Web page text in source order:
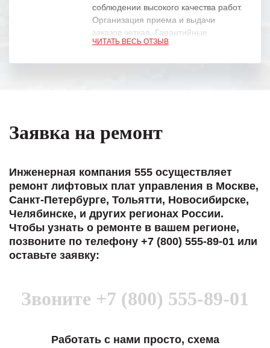
соблюдении высокого качества работ.
Организация приема и выдачи
заказов четкая. Гарантийные
обязательства выполняются в
Особенно хочется отметить высокую
персонала Вашей компании,
готовность помочь в самых сложных
ситуациях.
Мы высоко ценим сложившиеся
между нашими компаниями открытые
и доверительные партнерские
отношения и искренне желаем
ЧИТАТЬ ВЕСЬ ОТЗЫВ
Заявка на ремонт
Инженерная компания 555 осуществляет
ремонт лифтовых плат управления в Москве,
Санкт-Петербурге, Тольятти, Новосибирске,
Челябинске, и других регионах России.
Чтобы узнать о ремонте в вашем регионе,
позвоните по телефону +7 (800) 555-89-01 или
оставьте заявку:
Звоните +7 (800) 555-89-01
Работать с нами просто, схема